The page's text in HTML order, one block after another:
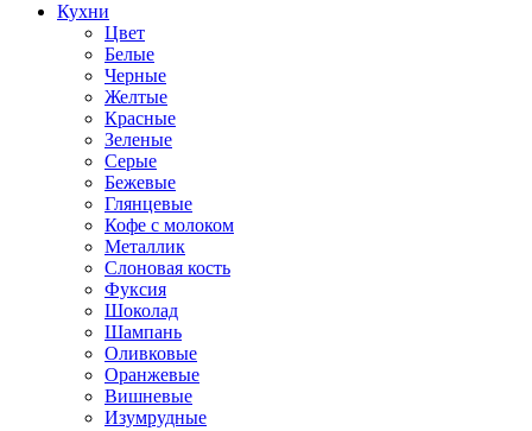
Кухни
Цвет
Белые
Черные
Желтые
Красные
Зеленые
Серые
Бежевые
Глянцевые
Кофе с молоком
Металлик
Слоновая кость
Фуксия
Шоколад
Шампань
Оливковые
Оранжевые
Вишневые
Изумрудные